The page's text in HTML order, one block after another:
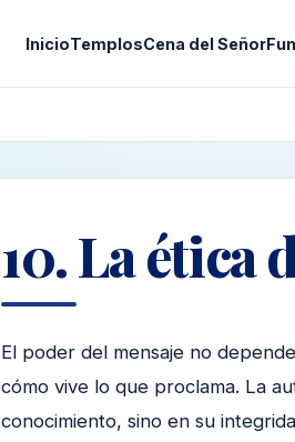
InicioTemplosCena del Señor
10. La ética
El poder del mensaje no
cómo vive lo que proclama. La
conocimiento, sino en su